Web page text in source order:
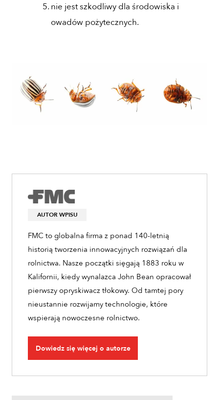
nie jest szkodliwy dla środowiska i
owadów pożytecznych.
AUTOR WPISU
FMC to globalna firma z ponad 140-letnią
historią tworzenia innowacyjnych rozwiązań dla
rolnictwa. Nasze początki sięgają 1883 roku w
Kalifornii, kiedy wynalazca John Bean opracował
pierwszy opryskiwacz tłokowy. Od tamtej pory
nieustannie rozwijamy technologie, które
wspierają nowoczesne rolnictwo.
Dowiedz się więcej o autorze